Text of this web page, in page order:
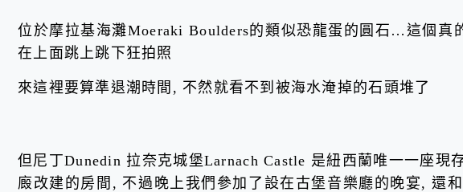
位於摩拉基海灘Moeraki Boulders的類似恐龍蛋的圓石…這個真
在上面跳上跳下狂拍照
來這裡要算準退潮時間, 不然就看不到被海水淹掉的石頭堆了
但尼丁Dunedin 拉奈克城堡Larnach Castle 是紐西蘭唯一一座
廄改建的房間, 不過晚上我們參加了設在古堡音樂廳的晚宴, 還